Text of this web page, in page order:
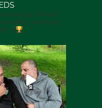
garantia y calidad -
Best seedbank
15